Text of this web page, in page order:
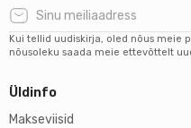
Kui tellid uudiskirja, oled nõus meie
nõusoleku saada meie ettevõttelt
Üldinfo
Makseviisid